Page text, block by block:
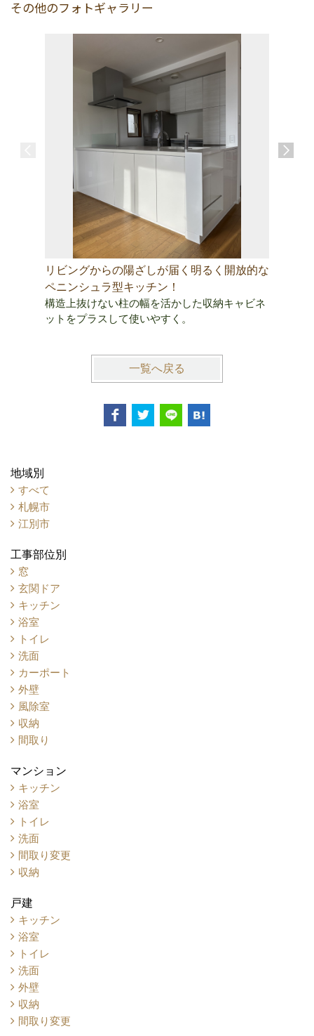
その他のフォトギャラリー
リビングからの陽ざしが届く明るく開放的な
ペニンシュラ型キッチン！
構造上抜けない柱の幅を活かした収納キャビネ
ットをプラスして使いやすく。
一覧へ戻る
地域別
すべて
札幌市
江別市
工事部位別
窓
玄関ドア
キッチン
浴室
トイレ
洗面
カーポート
外壁
風除室
収納
間取り
マンション
キッチン
浴室
トイレ
洗面
間取り変更
収納
戸建
キッチン
浴室
トイレ
洗面
外壁
収納
間取り変更